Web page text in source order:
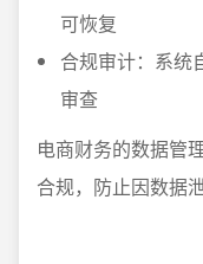
可恢复
合规审计：系统
审查
电商财务的数据管
合规，防止因数据